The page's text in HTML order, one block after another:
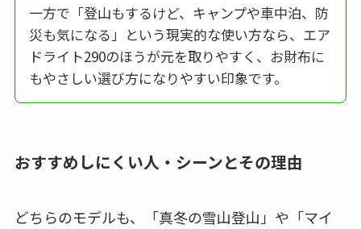
一方で「登山もするけど、キャンプや車中泊、防
災も気になる」という現実的な使い方なら、エア
ドライト290のほうが元を取りやすく、お財布に
もやさしい選び方になりやすい印象です。
おすすめしにくい人・シーンとその理由
どちらのモデルも、「真冬の雪山登山」や「マイ